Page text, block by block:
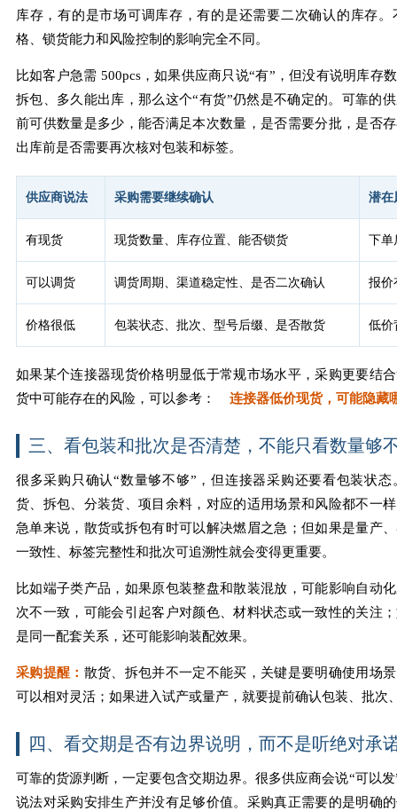
库存，有的是市场可调库存，有的是还需要二次确认的库存
格、锁货能力和风险控制的影响完全不同。
比如客户急需 500pcs，如果供应商只说“有”，但没有说明库存
拆包、多久能出库，那么这个“有货”仍然是不确定的。可靠的
前可供数量是多少，能否满足本次数量，是否需要分批，是否
出库前是否需要再次核对包装和标签。
供应商说法 采购需要继续确认 潜在
有现货 现货数量、库存位置、能否锁货 下单
可以调货 调货周期、渠道稳定性、是否二次确认 报价
价格很低 包装状态、批次、型号后缀、是否散货 低价
如果某个连接器现货价格明显低于常规市场水平，采购更要结
货中可能存在的风险，可以参考： 连接器低价现货，可能隐藏
三、看包装和批次是否清楚，不能只看数量够
很多采购只确认“数量够不够”，但连接器采购还要看包装状
货、拆包、分装货、项目余料，对应的适用场景和风险都不一
急单来说，散货或拆包有时可以解决燃眉之急；但如果是量产
一致性、标签完整性和批次可追溯性就会变得更重要。
比如端子类产品，如果原包装整盘和散装混放，可能影响自动
次不一致，可能会引起客户对颜色、材料状态或一致性的关注
是同一配套关系，还可能影响装配效果。
采购提醒： 散货、拆包并不一定不能买，关键是要明确使用场
可以相对灵活；如果进入试产或量产，就要提前确认包装、批次
四、看交期是否有边界说明，而不是听绝对承
可靠的货源判断，一定要包含交期边界。很多供应商会说“可以
说法对采购安排生产并没有足够价值。采购真正需要的是明确